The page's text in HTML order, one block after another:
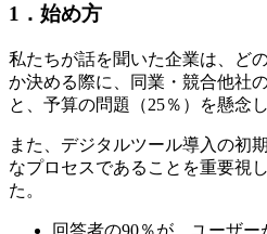
1．始め方
私たちが話を聞いた企業は、ど
か決める際に、同業・競合他社
と、予算の問題（25％）を懸念
また、デジタルツール導入の初
なプロセスであることを重要視
た。
回答者の90％が、ユーザ